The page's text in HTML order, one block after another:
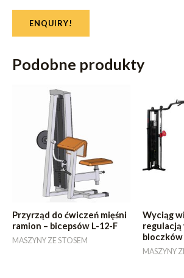
ENQUIRY!
Podobne produkty
Przyrząd do ćwiczeń mięśni
ramion – bicepsów L-12-F
MASZYNY ZE STOSEM
Wyciąg
regulacją
MASZYNY